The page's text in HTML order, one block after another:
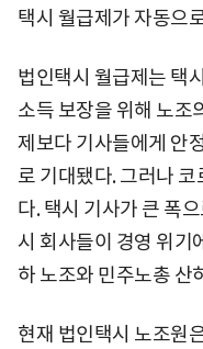
택시 월급제가 자동으
법인택시 월급제는 택
소득 보장을 위해 노조
제보다 기사들에게 안
로 기대됐다. 그러나
다. 택시 기사가 큰 폭
시 회사들이 경영 위기
하 노조와 민주노총 산
현재 법인택시 노조원